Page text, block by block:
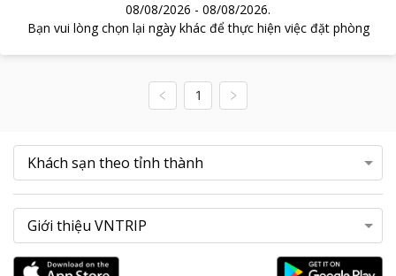
08/08/2026 - 08/08/2026.
Bạn vui lòng chọn lại ngày khác để thực hiện việc đặt phòng
1